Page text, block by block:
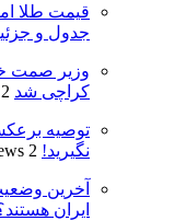
جدول و
وزیر صمت
کراچی شد 2 views
توصیه
نگیرید! 2 views
ایران